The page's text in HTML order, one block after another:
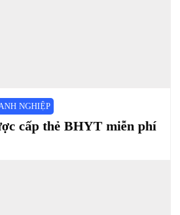
NGHIỆP
cấp thẻ BHYT miễn phí